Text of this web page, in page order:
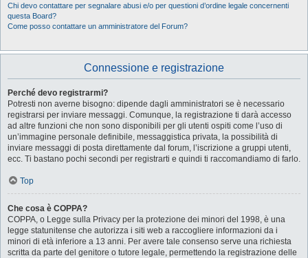
Chi devo contattare per segnalare abusi e/o per questioni d’ordine legale concernenti
questa Board?
Come posso contattare un amministratore del Forum?
Connessione e registrazione
Perché devo registrarmi?
Potresti non averne bisogno: dipende dagli amministratori se è necessario
registrarsi per inviare messaggi. Comunque, la registrazione ti darà accesso
ad altre funzioni che non sono disponibili per gli utenti ospiti come l’uso di
un’immagine personale definibile, messaggistica privata, la possibilità di
inviare messaggi di posta direttamente dal forum, l’iscrizione a gruppi utenti,
ecc. Ti bastano pochi secondi per registrarti e quindi ti raccomandiamo di farlo.
Top
Che cosa è COPPA?
COPPA, o Legge sulla Privacy per la protezione dei minori del 1998, è una
legge statunitense che autorizza i siti web a raccogliere informazioni da i
minori di età inferiore a 13 anni. Per avere tale consenso serve una richiesta
scritta da parte del genitore o tutore legale, permettendo la registrazione delle